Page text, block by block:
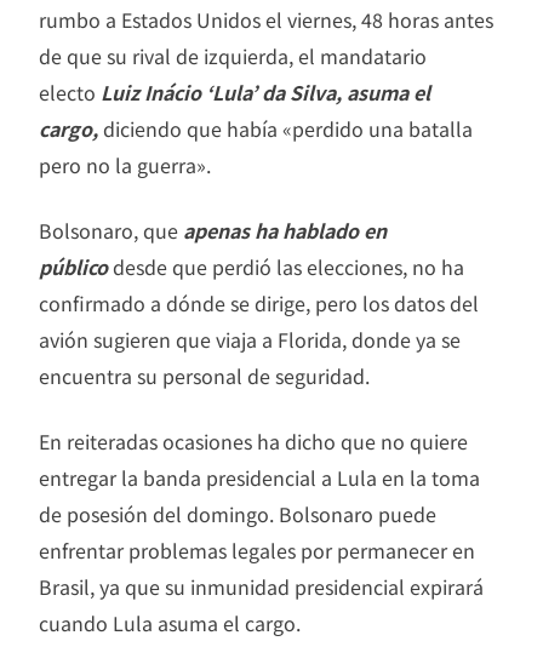
rumbo a Estados Unidos el viernes, 48 horas antes
de que su rival de izquierda, el mandatario
electo Luiz Inácio ‘Lula’ da Silva, asuma el
cargo,diciendo que había «perdido una batalla
pero no la guerra».
Bolsonaro, que apenas ha hablado en
públicodesde que perdió las elecciones, no ha
confirmado a dónde se dirige, pero los datos del
avión sugieren que viaja a Florida, donde ya se
encuentra su personal de seguridad.
En reiteradas ocasiones ha dicho que no quiere
entregar la banda presidencial a Lula en la toma
de posesión del domingo. Bolsonaro puede
enfrentar problemas legales por permanecer en
Brasil, ya que su inmunidad presidencial expirará
cuando Lula asuma el cargo.